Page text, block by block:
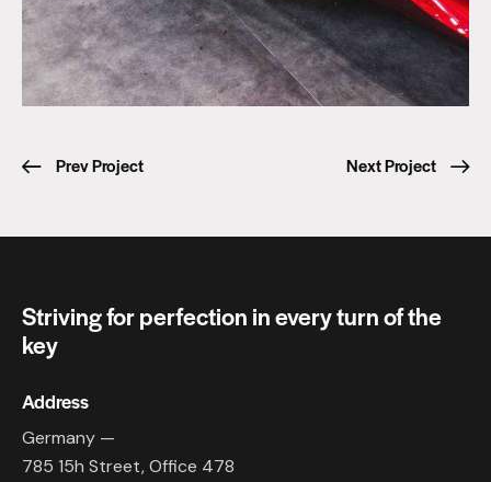
Prev Project Next Project
Striving for perfection in every turn of the
key
Address
Germany —
785 15h Street, Office 478